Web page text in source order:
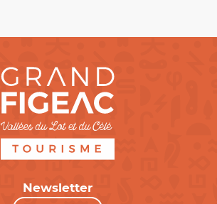
Newsletter